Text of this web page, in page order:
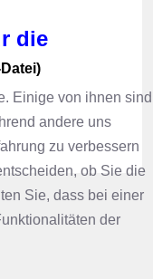
die
Einige von ihnen sind
andere uns
zu verbessern
ob Sie die
Sie, dass bei einer
der